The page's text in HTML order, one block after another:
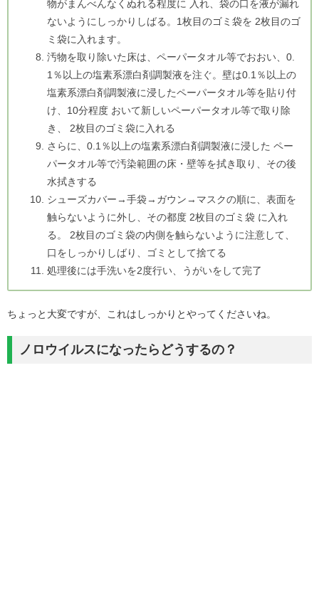
物がまんべんなくぬれる程度に 入れ、袋の口を液が漏れ
ないようにしっかりしばる。1枚目のゴミ袋を 2枚目のゴ
ミ袋に入れます。
汚物を取り除いた床は、ペーパータオル等でおおい、0.
1％以上の塩素系漂白剤調製液を注ぐ。壁は0.1％以上の
塩素系漂白剤調製液に浸したペーパータオル等を貼り付
け、10分程度 おいて新しいペーパータオル等で取り除
き、 2枚目のゴミ袋に入れる
さらに、0.1％以上の塩素系漂白剤調製液に浸した ペー
パータオル等で汚染範囲の床・壁等を拭き取り、その後
水拭きする
シューズカバー→手袋→ガウン→マスクの順に、表面を
触らないように外し、その都度 2枚目のゴミ袋 に入れ
る。 2枚目のゴミ袋の内側を触らないように注意して、
口をしっかりしばり、ゴミとして捨てる
処理後には手洗いを2度行い、うがいをして完了
ちょっと大変ですが、これはしっかりとやってくださいね。
ノロウイルスになったらどうするの？